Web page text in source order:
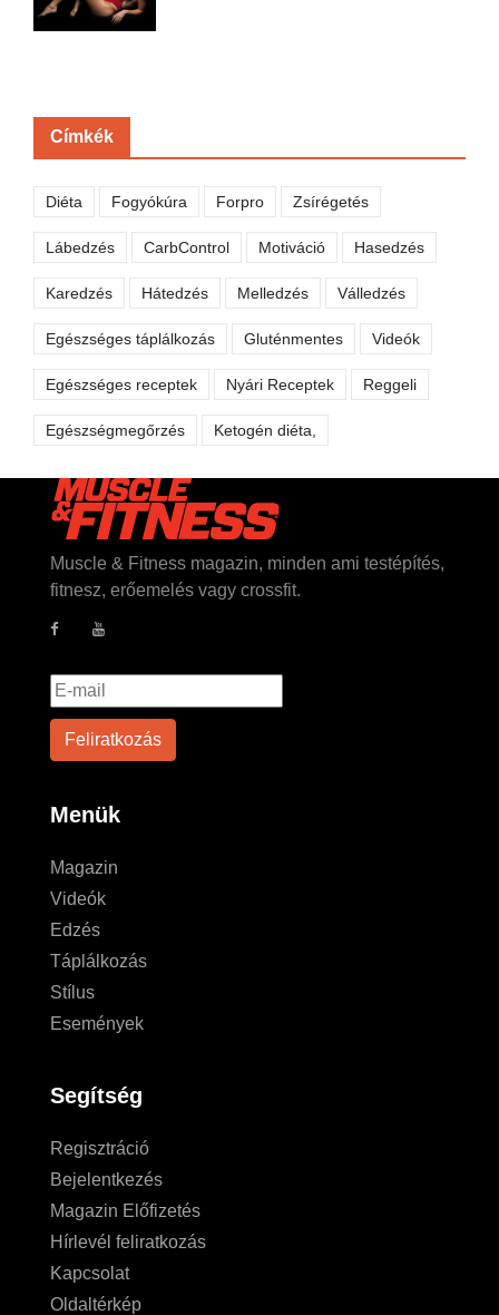
Címkék
Diéta Fogyókúra Forpro Zsírégetés
Lábedzés CarbControl Motiváció Hasedzés
Karedzés Hátedzés Melledzés Válledzés
Egészséges táplálkozás Gluténmentes Videók
Egészséges receptek Nyári Receptek Reggeli
Egészségmegőrzés Ketogén diéta,
Muscle & Fitness magazin, minden ami testépítés,
fitnesz, erőemelés vagy crossfit.
Menük
Magazin
Videók
Edzés
Táplálkozás
Stílus
Események
Segítség
Regisztráció
Bejelentkezés
Magazin Előfizetés
Hírlevél feliratkozás
Kapcsolat
Oldaltérkép